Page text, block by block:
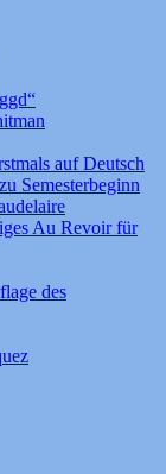
auf Deutsch
Semesterbeginn
Au Revoir für
des